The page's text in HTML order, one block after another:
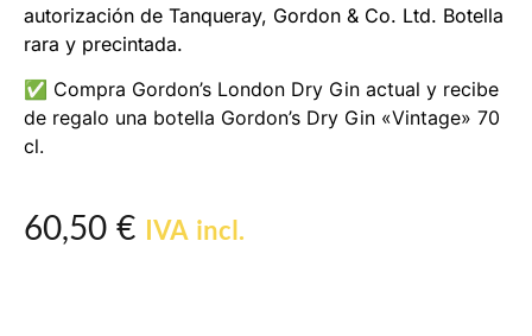
autorización de Tanqueray, Gordon & Co. Ltd. Botella
rara y precintada.
✅ Compra Gordon’s London Dry Gin actual y recibe
de regalo una botella Gordon’s Dry Gin «Vintage» 70
cl.
60,50 € IVA incl.